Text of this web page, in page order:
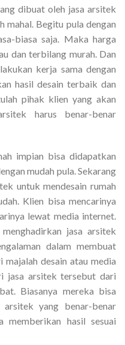
dibuat oleh jasa arsitek
mahal. Begitu pula dengan
biasa saja. Maka harga
dan terbilang murah. Dan
kerja sama dengan
hasil desain terbaik dan
pihak klien yang akan
harus benar-benar
impian bisa didapatkan
mudah pula. Sekarang
untuk mendesain rumah
Klien bisa mencarinya
lewat media internet.
jasa arsitek
dalam membuat
majalah desain atau media
jasa arsitek tersebut dari
Biasanya mereka bisa
arsitek yang benar-benar
memberikan hasil sesuai